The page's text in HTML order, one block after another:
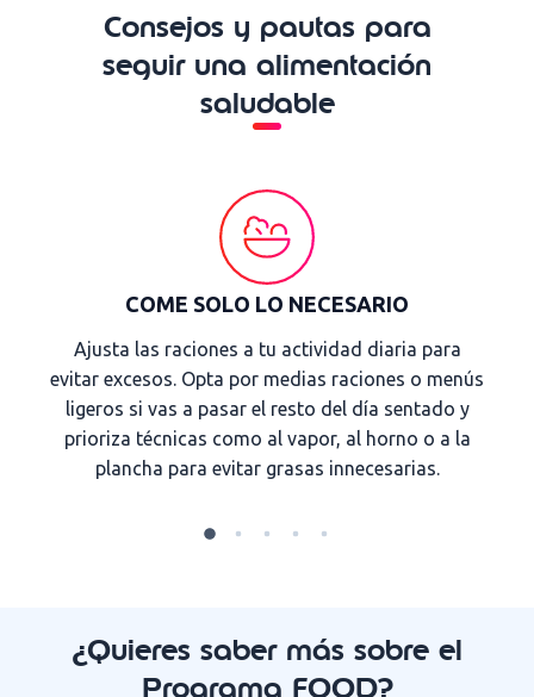
Consejos y pautas para
seguir una alimentación
saludable
COME SOLO LO NECESARIO
Ajusta las raciones a tu actividad diaria para
evitar excesos. Opta por medias raciones o menús
ligeros si vas a pasar el resto del día sentado y
prioriza técnicas como al vapor, al horno o a la
plancha para evitar grasas innecesarias.
¿Quieres saber más sobre el
Programa FOOD?